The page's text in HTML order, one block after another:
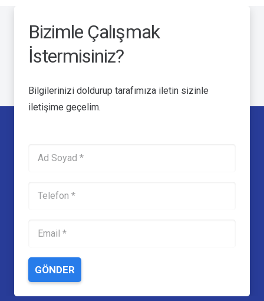
Bizimle Çalışmak
İstermisiniz?
Bilgilerinizi doldurup tarafımıza iletin sizinle
iletişime geçelim.
GÖNDER